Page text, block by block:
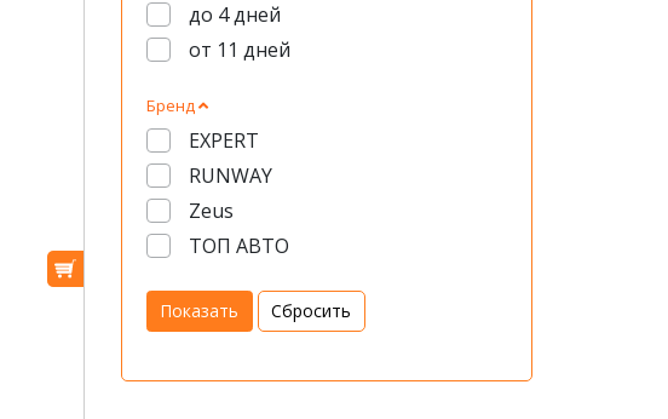
до 4 дней
от 11 дней
Бренд
EXPERT
RUNWAY
Zeus
ТОП АВТО